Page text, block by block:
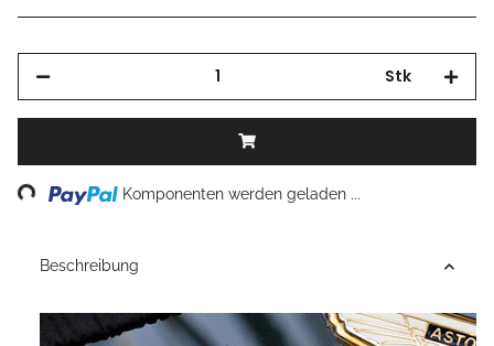
Stk
Loading... Komponenten werden geladen ...
Beschreibung